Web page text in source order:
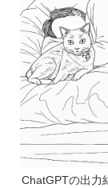
ChatGPTの出力